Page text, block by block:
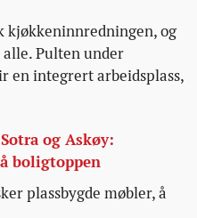
kjøkkeninnredningen, og
Pulten under
en integrert arbeidsplass,
og Askøy:
boligtoppen
plassbygde møbler, å